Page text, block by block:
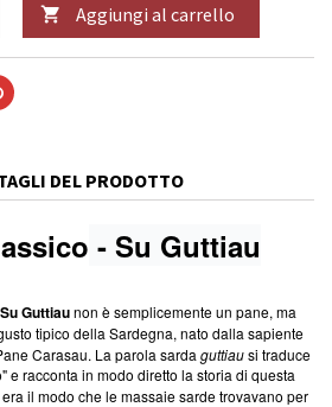
 Aggiungi al carrello
DEL PRODOTTO
- Su Guttiau
Su Guttiaunon è semplicemente un pane, ma
tipico della Sardegna, nato dalla sapiente
Carasau. La parola sarda guttiausi traduce
e racconta in modo diretto la storia di questa
il modo che le massaie sarde trovavano per